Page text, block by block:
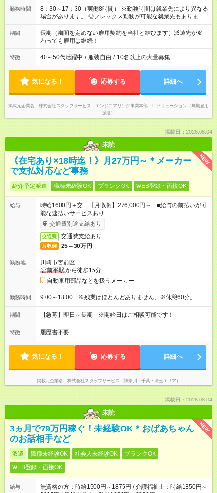
勤務時間
8：30～17：30（実働8時間） ※勤務時間は就業先により異なる
場合があります。 ◎フレックス勤務が可能な就業先もありま
す。 ◎今よりもさらに働きやすい環境をつくるべく、 働き方
改革に全社をあげて取り組んでいます。
期間
長期（期間を定めない雇用契約を当社と結びます）派遣先が変
わっても雇用は継続！
特徴 40～50代活躍中 / 服装自由 / 10名以上の大量募集
気になる！ 応募する 詳細へ
掲載元企業名
株式会社スタッフサービス エンジニアリング事業本部 ITソリューション（無期雇用
派遣）
掲載日：2026.08.04
未読
NEW
《在宅あり×18時迄！》月27万円～＊メーカー
で支払対応など事務
紹介予定派遣 職種未経験OK ブランクOK WEB登録・面接OK
給与
時給1600円＋交 【月収例】276,000円～ ■給与の前払いが可
能な速払いサービスあり
交通費別途支給あり
交通費 交通費支給あり
月収例 25～30万円
勤務地
川崎市宮前区
宮前平駅から徒歩15分
自動車用部品などを扱うメーカー
勤務時間 9:00～18:00 ※残業はほとんどありません。※休憩60分。
期間 【急募】即日～長期 ※開始日はご相談可能です！
特徴 履歴書不要
気になる！ 応募する 詳細へ
掲載元企業名 株式会社スタッフサービス（神奈川・千葉・埼玉エリア）
掲載日：2026.08.04
未読
NEW
3ヵ月で79万円稼ぐ！未経験OK＊おばあちゃん
のお話相手など
派遣 職種未経験OK 社会人未経験OK
ブランクOK
WEB登録・面接OK
給与
無資格の方：時給1500円～1875円 / 介護福祉士：時給1850円～